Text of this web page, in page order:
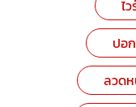
ไ
ปอ
ลวด